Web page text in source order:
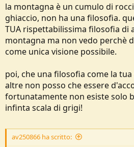
la montagna è un cumulo di
ghiaccio, non ha una filosofia.
TUA rispettabilissima filosofia di
montagna ma non vedo perchè
come unica visione possibile.
poi, che una filosofia come la
altre non posso che essere
fortunatamente non esiste solo
infinta scala di grigi!
av250866 ha scritto: